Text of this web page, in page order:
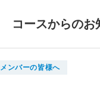
コースからのお
メンバーの皆様へ